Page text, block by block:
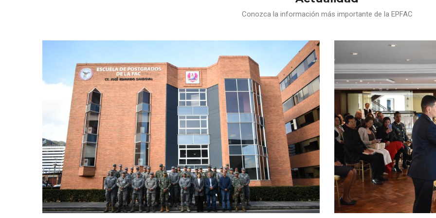
Conozca la información más importante de la EPFAC